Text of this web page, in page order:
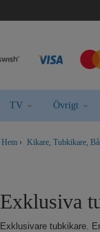
TV Övrigt
Hem › Kikare, Tubkikare,
Exklusiva
Exklusivare tubkikare.